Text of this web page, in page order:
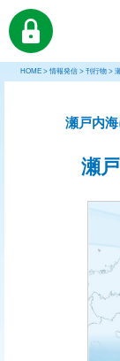
HOME > 情報発信 > 刊行物 >
瀬戸内
瀬